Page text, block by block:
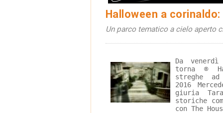
Halloween a
Un parco tematico a cielo aperto
Da
torna ®
streghe
2016
giuria
storiche
con The